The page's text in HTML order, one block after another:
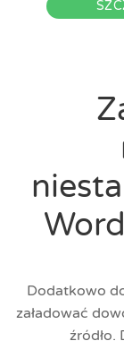
Dodatkowo
załadować
źródło.